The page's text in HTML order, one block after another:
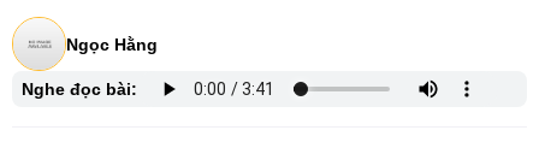
Ngọc Hằng
Nghe đọc bài: